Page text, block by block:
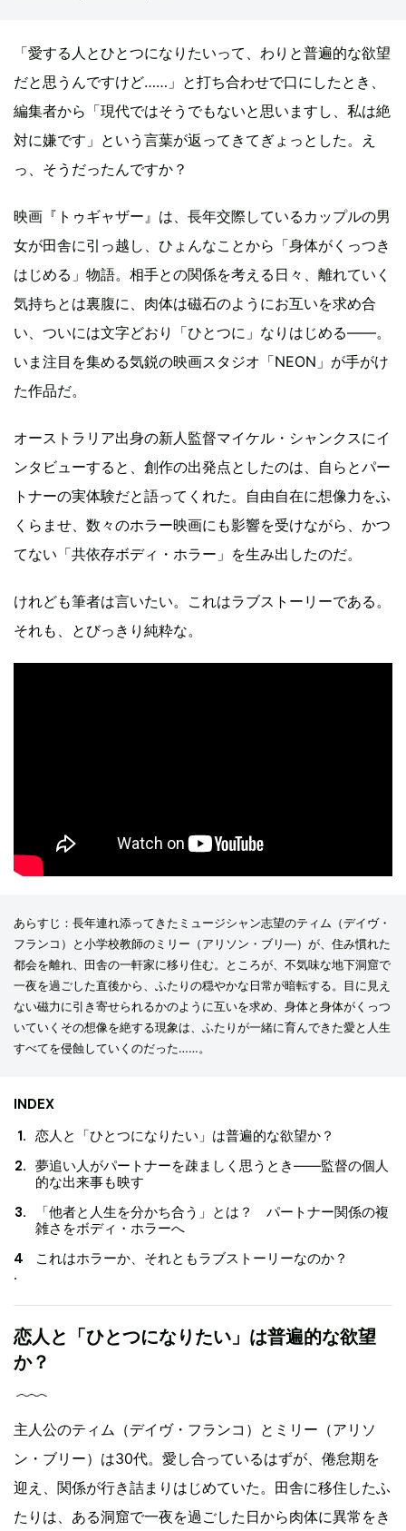
「愛する人とひとつになりたいって、わりと普遍的な欲望
だと思うんですけど……」と打ち合わせで口にしたとき、
編集者から「現代ではそうでもないと思いますし、私は絶
対に嫌です」という言葉が返ってきてぎょっとした。え
っ、そうだったんですか？
映画『トゥギャザー』は、長年交際しているカップルの男
女が田舎に引っ越し、ひょんなことから「身体がくっつき
はじめる」物語。相手との関係を考える日々、離れていく
気持ちとは裏腹に、肉体は磁石のようにお互いを求め合
い、ついには文字どおり「ひとつに」なりはじめる——。
いま注目を集める気鋭の映画スタジオ「NEON」が手がけ
た作品だ。
オーストラリア出身の新人監督マイケル・シャンクスにイ
ンタビューすると、創作の出発点としたのは、自らとパー
トナーの実体験だと語ってくれた。自由自在に想像力をふ
くらませ、数々のホラー映画にも影響を受けながら、かつ
てない「共依存ボディ・ホラー」を生み出したのだ。
けれども筆者は言いたい。これはラブストーリーである。
それも、とびっきり純粋な。
あらすじ：長年連れ添ってきたミュージシャン志望のティム（デイヴ・
フランコ）と小学校教師のミリー（アリソン・ブリ―）が、住み慣れた
都会を離れ、田舎の一軒家に移り住む。ところが、不気味な地下洞窟で
一夜を過ごした直後から、ふたりの穏やかな日常が暗転する。目に見え
ない磁力に引き寄せられるかのように互いを求め、身体と身体がくっつ
いていくその想像を絶する現象は、ふたりが一緒に育んできた愛と人生
すべてを侵蝕していくのだった……。
INDEX
恋人と「ひとつになりたい」は普遍的な欲望か？
夢追い人がパートナーを疎ましく思うとき——監督の個人
的な出来事も映す
「他者と人生を分かち合う」とは？ パートナー関係の複
雑さをボディ・ホラーへ
これはホラーか、それともラブストーリーなのか？
恋人と「ひとつになりたい」は普遍的な欲望
か？
主人公のティム（デイヴ・フランコ）とミリー（アリソ
ン・ブリー）は30代。愛し合っているはずが、倦怠期を
迎え、関係が行き詰まりはじめていた。田舎に移住したふ
たりは、ある洞窟で一夜を過ごした日から肉体に異常をき